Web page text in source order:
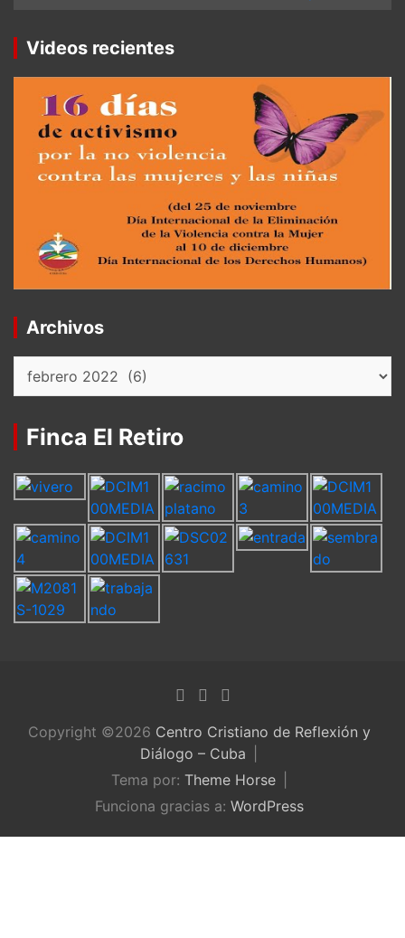
Videos recientes
Archivos
Finca El Retiro
Copyright ©2026 Centro Cristiano de Reflexión y
Diálogo – Cuba
Tema por: Theme Horse
Funciona gracias a: WordPress